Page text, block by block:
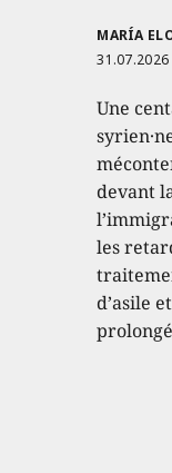
MARÍA
31.07.2026
Une
devant
les
d’asile